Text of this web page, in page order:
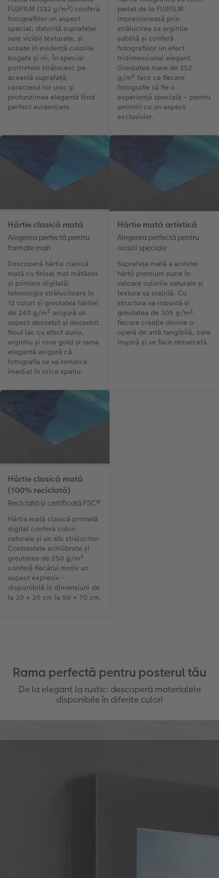
FUJIFILM (232 g/m²) conferă
fotografiilor un aspect
special, datorită suprafeței
sale vizibil texturate, și
scoate în evidență culorile
bogate și vii. În special
portretele strălucesc pe
această suprafață,
caracterul lor unic și
profunzimea elegantă fiind
perfect evidențiate.
perlat de la FUJIFILM
impresionează prin
strălucirea sa argintie
subtilă și conferă
fotografiilor un efect
tridimensional elegant.
Greutatea mare de 252
g/m² face ca fiecare
fotografie să fie o
experiență specială – pentru
amintiri cu un aspect
exclusivist.
Hârtie clasică mată
Alegerea perfectă pentru
formate mari
Descoperă hârtia clasică
mată cu finisaj mat mătăsos
și printare digitală:
tehnologia strălucitoare în
12 culori și greutatea hârtiei
de 240 g/m² asigură un
aspect deosebit și deosebit.
Noul lac cu efect auriu,
argintiu și rose gold și rama
elegantă asigură că
fotografia se va remarca
imediat în orice spațiu.
Hârtie mată artistică
Alegerea perfectă pentru
ocazii speciale
Suprafața mată a acestei
hârtii premium pune în
valoare culorile naturale și
textura sa stabilă. Cu
structura sa robustă și
greutatea de 305 g/m²,
fiecare creație devine o
operă de artă tangibilă, care
inspiră și se face remarcată.
Hârtie clasică mată
(100% reciclată)
Reciclată și certificată FSC®
Hârtia mată clasică printată
digital conferă culori
naturale și un alb strălucitor.
Contrastele echilibrate și
greutatea de 250 g/m²
conferă fiecărui motiv un
aspect expresiv –
disponibilă în dimensiuni de
la 20 × 20 cm la 50 × 70 cm.
Rama perfectă pentru posterul tău
De la elegant la rustic: descoperă materialele
disponibile în diferite culori